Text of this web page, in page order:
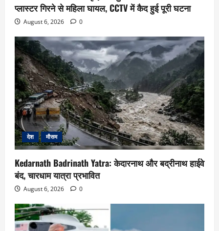
प्लास्टर गिरने से महिला घायल, CCTV में कैद हुई पूरी घटना
August 6, 2026 0
देश मौसम
Kedarnath Badrinath Yatra: केदारनाथ और बद्रीनाथ हाईवे
बंद, चारधाम यात्रा प्रभावित
August 6, 2026 0